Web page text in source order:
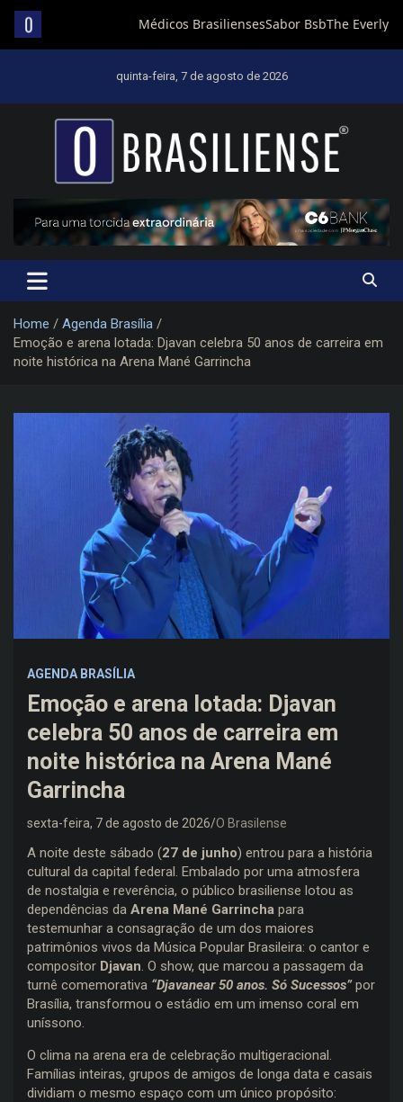
quinta-feira, 7 de agosto de 2026
Um diário de notícias que trabalha por Brasília
Home
Agenda Brasília
Emoção e arena lotada: Djavan celebra 50 anos de carreira em
noite histórica na Arena Mané Garrincha
AGENDA BRASÍLIA
Emoção e arena lotada: Djavan
celebra 50 anos de carreira em
noite histórica na Arena Mané
Garrincha
sexta-feira, 7 de agosto de 2026 O Brasilense
A noite deste sábado (27 de junho) entrou para a história
cultural da capital federal. Embalado por uma atmosfera
de nostalgia e reverência, o público brasiliense lotou as
dependências da Arena Mané Garrincha para
testemunhar a consagração de um dos maiores
patrimônios vivos da Música Popular Brasileira: o cantor e
compositor Djavan. O show, que marcou a passagem da
turnê comemorativa “Djavanear 50 anos. Só Sucessos”por
Brasília, transformou o estádio em um imenso coral em
uníssono.
O clima na arena era de celebração multigeracional.
Famílias inteiras, grupos de amigos de longa data e casais
dividiam o mesmo espaço com um único propósito: